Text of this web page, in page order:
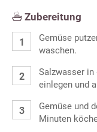
Zubereitung
Gemüse
waschen.
Salzwasser in
einlegen und
Gemüse und
Minuten